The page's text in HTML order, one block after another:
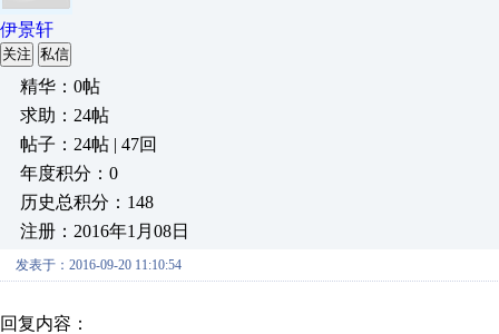
伊景轩
关注 私信
精华：0帖
求助：24帖
帖子：24帖 | 47回
年度积分：0
历史总积分：148
注册：2016年1月08日
发表于：2016-09-20 11:10:54
回复内容：